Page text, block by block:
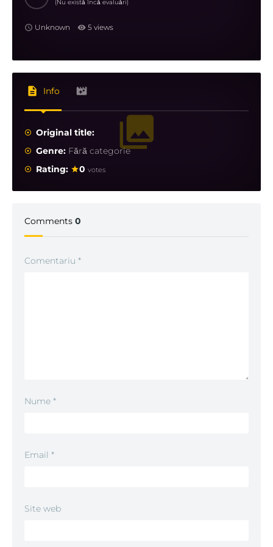
cei doi în obiectivul capturării lui Jang, motiv pentru care o
echipă secretă de escroci condusă de Ji-sung și supervizată
din umbră de procurorul Park pune la cale un plan de
(Nu există încă evaluări)
Unknown 5 views
Info
Original title:
Genre: Fără categorie
Rating:
0 votes
Comments 0
Comentariu *
Nume *
Email *
Site web